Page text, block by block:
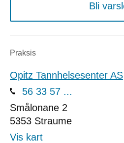
Bli
Praksis
Opitz Tannhelsesenter AS
56 33 57 ...
Smålonane 2
5353 Straume
Vis kart